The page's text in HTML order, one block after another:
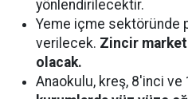
yönlendirilecektir.
Yeme içme sektöründe
verilecek. Zincir
olacak.
Anaokulu, kreş, 8'inci ve